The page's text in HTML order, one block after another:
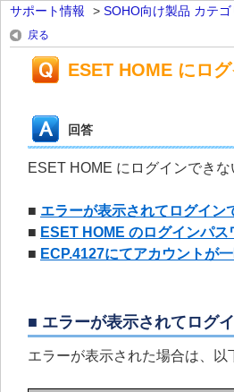
サポート情報 > SOHO向け製品 カテ
戻る
ESET HOME にロ
回答
ESET HOME にログインでき
■ エラーが表示されてログイン
■ ESET HOME のログインパ
■ ECP.4127にてアカウントが
■ エラーが表示されてログ
エラーが表示された場合は、